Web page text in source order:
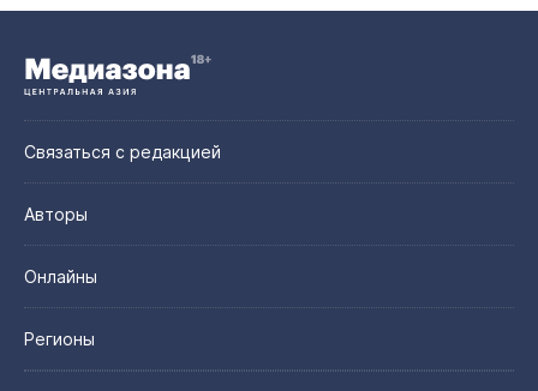
Связаться с редакцией
Авторы
Онлайны
Регионы